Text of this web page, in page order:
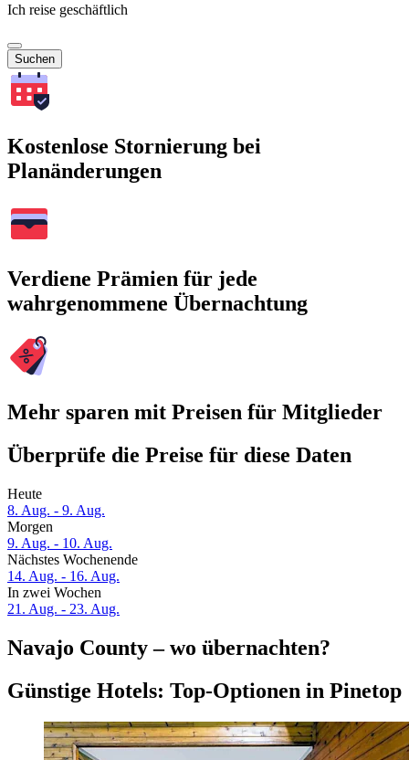
Ich reise geschäftlich
Suchen
Kostenlose Stornierung bei
Planänderungen
Verdiene Prämien für jede
wahrgenommene Übernachtung
Mehr sparen mit Preisen für Mitglieder
Überprüfe die Preise für diese Daten
Heute
8. Aug. - 9. Aug.
Morgen
9. Aug. - 10. Aug.
Nächstes Wochenende
14. Aug. - 16. Aug.
In zwei Wochen
21. Aug. - 23. Aug.
Navajo County – wo übernachten?
Günstige Hotels: Top-Optionen in Pinetop